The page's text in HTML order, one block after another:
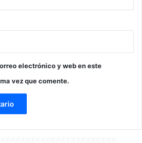
electrónico y web en este
vez que comente.